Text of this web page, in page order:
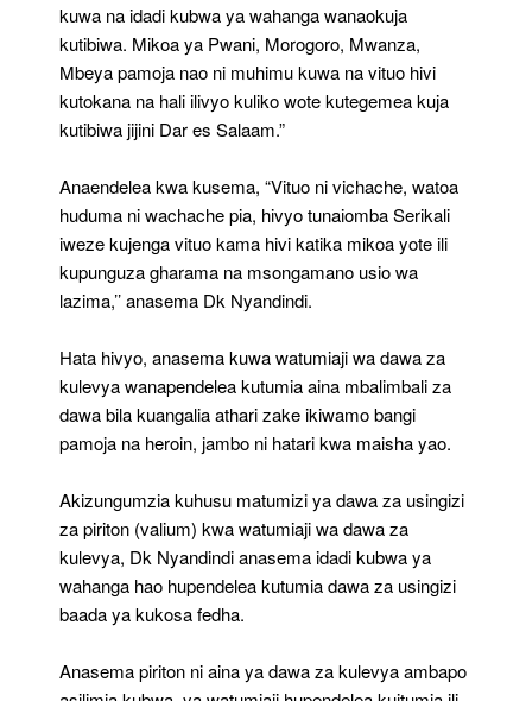
kuwa na idadi kubwa ya wahanga wanaokuja
kutibiwa. Mikoa ya Pwani, Morogoro, Mwanza,
Mbeya pamoja nao ni muhimu kuwa na vituo hivi
kutokana na hali ilivyo kuliko wote kutegemea kuja
kutibiwa jijini Dar es Salaam.”
Anaendelea kwa kusema, “Vituo ni vichache, watoa
huduma ni wachache pia, hivyo tunaiomba Serikali
iweze kujenga vituo kama hivi katika mikoa yote ili
kupunguza gharama na msongamano usio wa
lazima,’’ anasema Dk Nyandindi.
Hata hivyo, anasema kuwa watumiaji wa dawa za
kulevya wanapendelea kutumia aina mbalimbali za
dawa bila kuangalia athari zake ikiwamo bangi
pamoja na heroin, jambo ni hatari kwa maisha yao.
Akizungumzia kuhusu matumizi ya dawa za usingizi
za piriton (valium) kwa watumiaji wa dawa za
kulevya, Dk Nyandindi anasema idadi kubwa ya
wahanga hao hupendelea kutumia dawa za usingizi
baada ya kukosa fedha.
Anasema piriton ni aina ya dawa za kulevya ambapo